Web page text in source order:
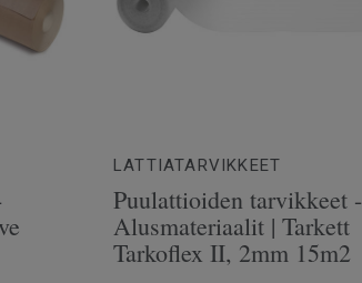
LATTIATARVIKKEET
Puulattioiden tarvikkeet -
Alusmateriaalit | Tarkett
Tarkoflex II, 2mm 15m2